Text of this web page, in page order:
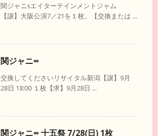
関ジャニsエイターテインメントジャム
【譲】大阪公演7／21を１枚。【交換または ...
関ジャニ∞
交換してくださいリサイタル新潟【譲】9月
28日 18:00 １枚【求】9月28日 ...
関ジャニ∞ 十五祭 7/28(日) 1枚